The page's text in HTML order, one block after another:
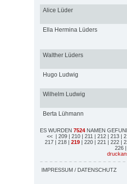
Alice Lüder
Ella Hermina Lüders
Walther Lüders
Hugo Ludwig
Wilhelm Ludwig
Berta Lühmann
ES WURDEN 7524 NAMEN
<< | 209 | 210 | 211 | 212 | 213 |
217 | 218 | 219 | 220 | 221 | 222 |
226
IMPRESSUM / DATENSCHUTZ